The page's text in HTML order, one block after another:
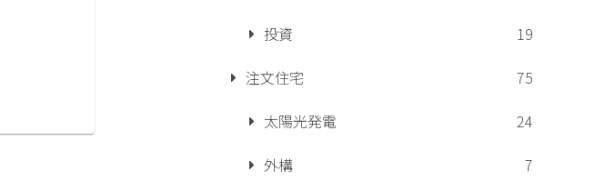
投資
19
注文住宅
75
太陽光発電
24
外構
7